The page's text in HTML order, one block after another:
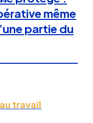
même
partie du
travail